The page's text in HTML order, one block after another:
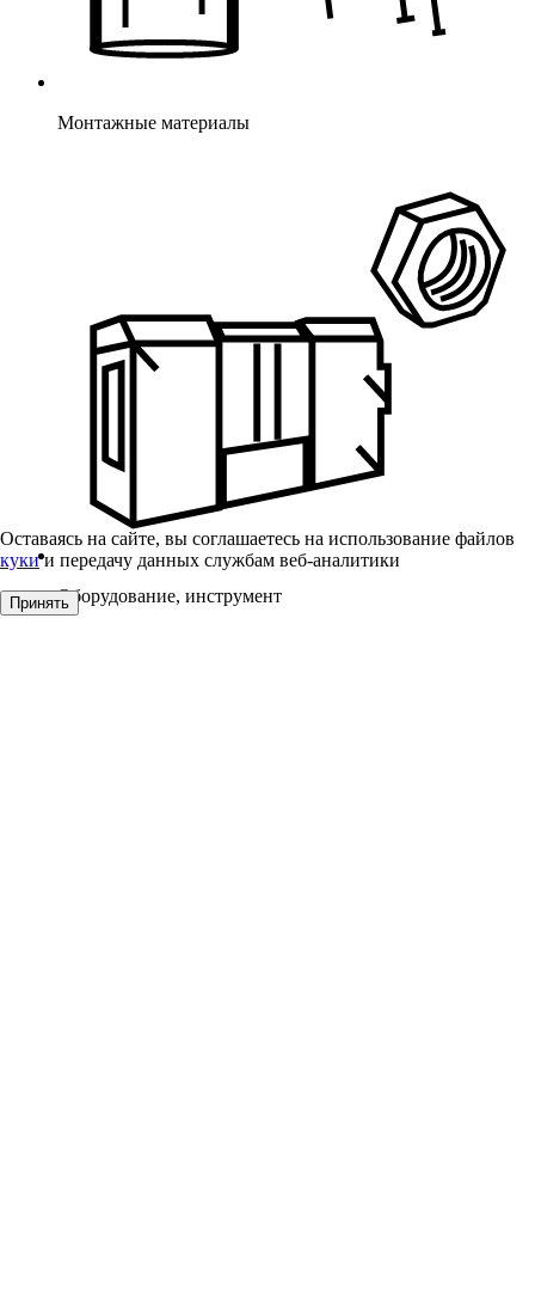
Монтажные материалы
Оборудование, инструмент
Оставаясь на сайте, вы соглашаетесь на использование файлов
кукии передачу данных службам веб-аналитики
Принять